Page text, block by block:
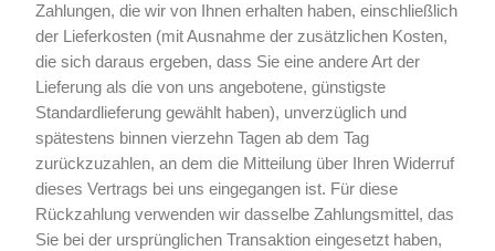
Zahlungen, die wir von Ihnen erhalten haben, einschließlich
der Lieferkosten (mit Ausnahme der zusätzlichen Kosten,
die sich daraus ergeben, dass Sie eine andere Art der
Lieferung als die von uns angebotene, günstigste
Standardlieferung gewählt haben), unverzüglich und
spätestens binnen vierzehn Tagen ab dem Tag
zurückzuzahlen, an dem die Mitteilung über Ihren Widerruf
dieses Vertrags bei uns eingegangen ist. Für diese
Rückzahlung verwenden wir dasselbe Zahlungsmittel, das
Sie bei der ursprünglichen Transaktion eingesetzt haben,